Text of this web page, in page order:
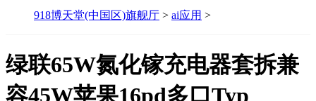
918博天堂(中国区)旗舰厅 > ai应用 >
绿联65W氮化镓充电器套拆兼
容45W苹果16pd多口Typ